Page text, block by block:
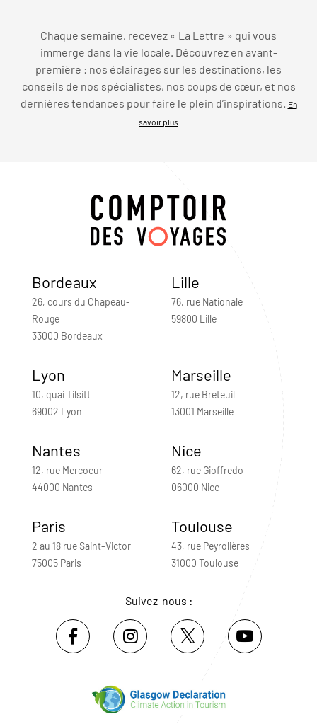
Chaque semaine, recevez « La Lettre » qui vous
immerge dans la vie locale. Découvrez en avant-
première : nos éclairages sur les destinations, les
conseils de nos spécialistes, nos coups de cœur, et nos
dernières tendances pour faire le plein d’inspirations. En
savoir plus
Bordeaux
26, cours du Chapeau-
Rouge
33000 Bordeaux
Lille
76, rue Nationale
59800 Lille
Lyon
10, quai Tilsitt
69002 Lyon
Marseille
12, rue Breteuil
13001 Marseille
Nantes
12, rue Mercoeur
44000 Nantes
Nice
62, rue Gioffredo
06000 Nice
Paris
2 au 18 rue Saint-Victor
75005 Paris
Toulouse
43, rue Peyrolières
31000 Toulouse
Suivez-nous :